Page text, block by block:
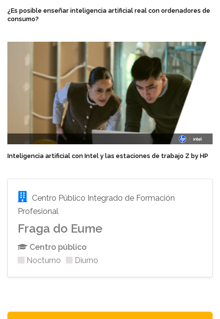
¿Es posible enseñar inteligencia artificial real con ordenadores de
consumo?
Inteligencia artificial con Intel y las estaciones de trabajo Z by HP
Centro Público Integrado de Formación
Profesional
Fraga do Eume
Centro público
Nocturno
Diurno